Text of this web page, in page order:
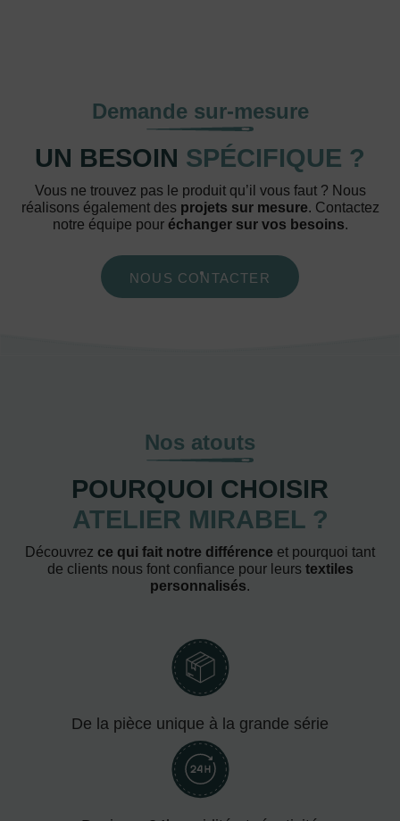
Demande sur-mesure
UN BESOIN SPÉCIFIQUE ?
Vous ne trouvez pas le produit qu’il vous faut ? Nous
réalisons également des projets sur mesure. Contactez
notre équipe pour échanger sur vos besoins.
NOUS CONTACTER
Nos atouts
POURQUOI CHOISIR
ATELIER MIRABEL ?
Découvrez ce qui fait notre différence et pourquoi tant
de clients nous font confiance pour leurs textiles
personnalisés.
De la pièce unique à la grande série